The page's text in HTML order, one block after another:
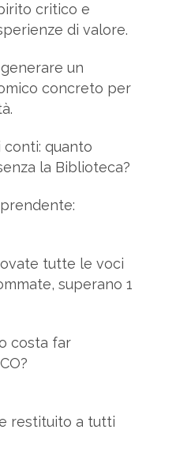
critico e
di valore.
un
concreto per
quanto
la Biblioteca?
tutte le voci
superano 1
costa far
restituito a tutti